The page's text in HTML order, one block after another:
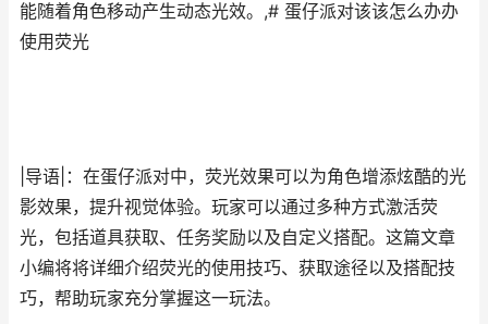
能随着角色移动产生动态光效。,# 蛋仔派对该该怎么办办
使用荧光
|导语|：在蛋仔派对中，荧光效果可以为角色增添炫酷的光
影效果，提升视觉体验。玩家可以通过多种方式激活荧
光，包括道具获取、任务奖励以及自定义搭配。这篇文章
小编将将详细介绍荧光的使用技巧、获取途径以及搭配技
巧，帮助玩家充分掌握这一玩法。